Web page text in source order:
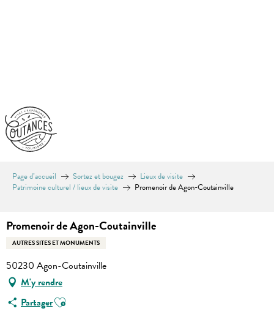
Page d’accueil Sortez et bougez
Lieux de visite
Patrimoine culturel / lieux de visite
Promenoir de Agon-Coutainville
Promenoir de Agon-Coutainville
AUTRES SITES ET MONUMENTS
50230 Agon-Coutainville
M'y rendre
PartagerAjouter aux favoris